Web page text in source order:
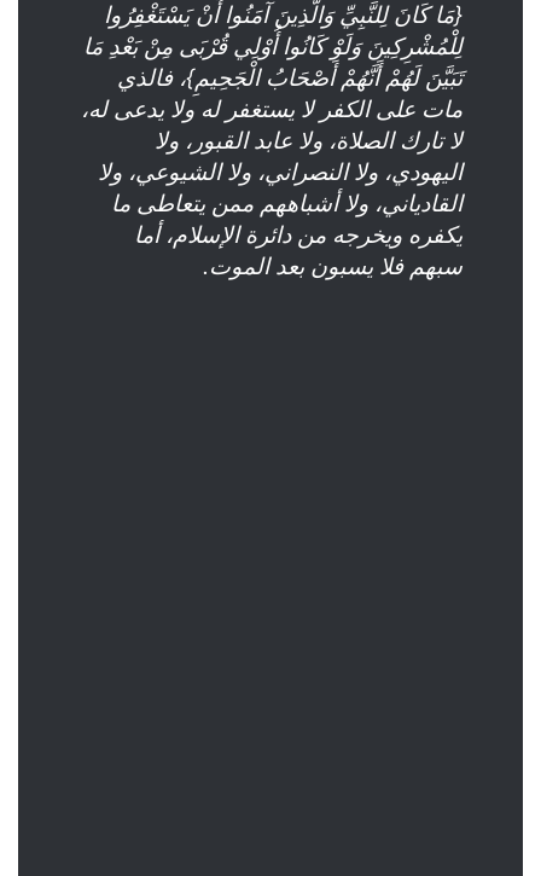
{مَا كَانَ لِلنَّبِيِّ وَالَّذِينَ آمَنُوا أَنْ يَسْتَغْفِرُوا
لِلْمُشْرِكِينَ وَلَوْ كَانُوا أُوْلِي قُرْبَى مِنْ بَعْدِ مَا
تَبَيَّنَ لَهُمْ أَنَّهُمْ أَصْحَابُ الْجَحِيمِ}، فالذي
مات على الكفر لا يستغفر له ولا يدعى له،
لا تارك الصلاة، ولا عابد القبور، ولا
اليهودي، ولا النصراني، ولا الشيوعي، ولا
القادياني، ولا أشباههم ممن يتعاطى ما
يكفره ويخرجه من دائرة الإسلام، أما
سبهم فلا يسبون بعد الموت.